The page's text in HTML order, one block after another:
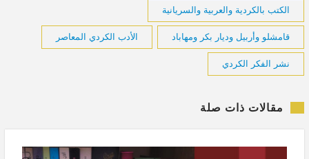
الكتب بالكردية والعربية والسريانية
قامشلو وأربيل وديار بكر ومهاباد الأدب الكردي المعاصر
نشر الفكر الكردي
مقالات ذات صلة